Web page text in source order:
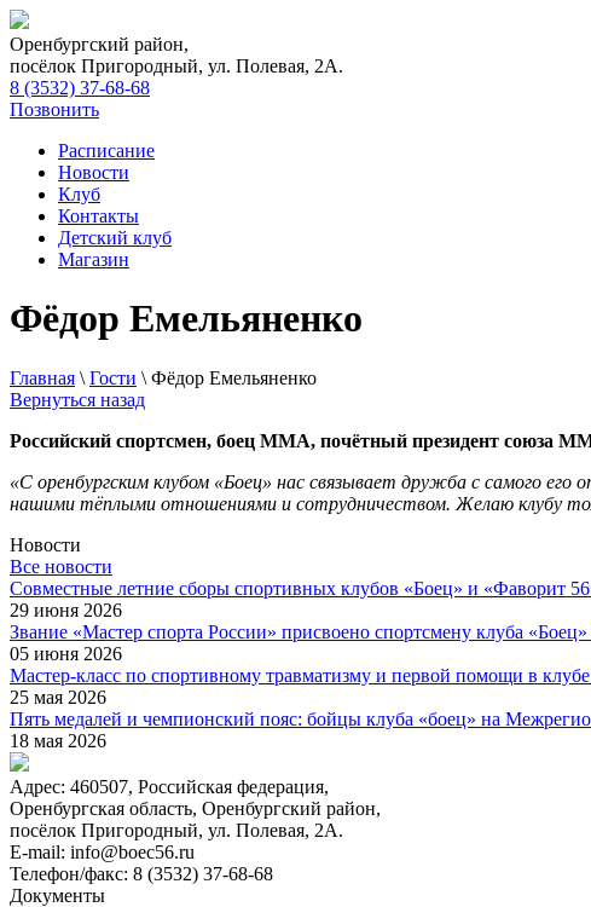
Оренбургский район,
посёлок Пригородный, ул. Полевая, 2А.
8 (3532) 37-68-68
Позвонить
Расписание
Новости
Клуб
Контакты
Детский клуб
Магазин
Фёдор Емельяненко
Главная \ Гости \ Фёдор Емельяненко
Вернуться назад
Российский спортсмен, боец ММА, почётный президент союза
«С оренбургским клубом «Боец» нас связывает дружба с самого
нашими тёплыми отношениями и сотрудничеством. Желаю клубу
Новости
Все новости
Cовместные летние сборы спортивных клубов «Боец» и «Фаворит
29 июня 2026
Звание «Мастер спорта России» присвоено спортсмену клуба
05 июня 2026
Мастер-класс по спортивному травматизму и первой помощи в
25 мая 2026
Пять медалей и чемпионский пояс: бойцы клуба «боец» на
18 мая 2026
Адрес: 460507, Российская федерация,
Оренбургская область, Оренбургский район,
посёлок Пригородный, ул. Полевая, 2А.
E-mail: info@boec56.ru
Телефон/факс: 8 (3532) 37-68-68
Документы